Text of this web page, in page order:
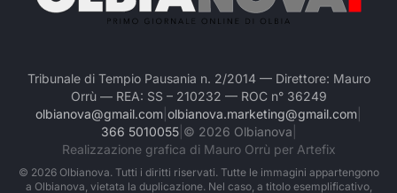
Tribunale di Tempio Pausania n. 2/2014 — Direttore: Mauro
Orrù — REA: SS – 210232 — ROC n° 36249
olbianova@gmail.com olbianova.marketing@gmail.com
366 5010055| © 2026 Olbianova
Realizzazione grafica di Mauro Orrù per Artefix
© 2026Olbianova. Tutti i diritti riservati. Tutte le immagini appartengono
a Olbianova, vietata la duplicazione. Nel caso, a titolo esemplificativo,